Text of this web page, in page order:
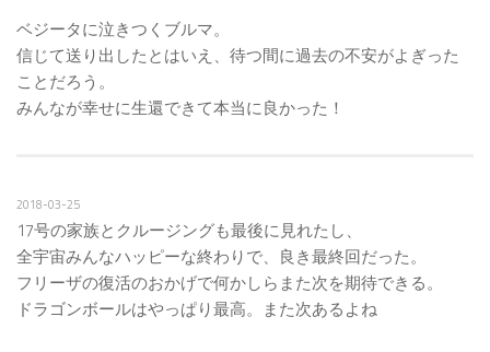
ベジータに泣きつくブルマ。
信じて送り出したとはいえ、待つ間に過去の不安がよぎった
ことだろう。
みんなが幸せに生還できて本当に良かった！
2018-03-25
17号の家族とクルージングも最後に見れたし、
全宇宙みんなハッピーな終わりで、良き最終回だった。
フリーザの復活のおかげで何かしらまた次を期待できる。
ドラゴンボールはやっぱり最高。また次あるよね